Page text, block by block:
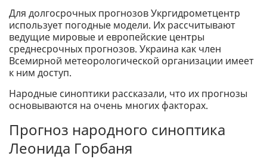
Для долгосрочных прогнозов Укргидрометцентр
использует погодные модели. Их рассчитывают
ведущие мировые и европейские центры
среднесрочных прогнозов. Украина как член
Всемирной метеорологической организации имеет
к ним доступ.
Народные синоптики рассказали, что их прогнозы
основываются на очень многих факторах.
Прогноз народного синоптика
Леонида Горбаня